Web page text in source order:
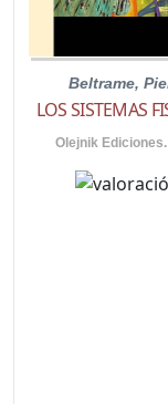
Beltrame,
LOS SISTEMAS
Olejnik